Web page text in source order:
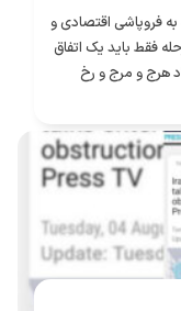
مانده به فروپاشی اقتصادی و
فقط باید یک اتفاق
هرج و مرج و رخ